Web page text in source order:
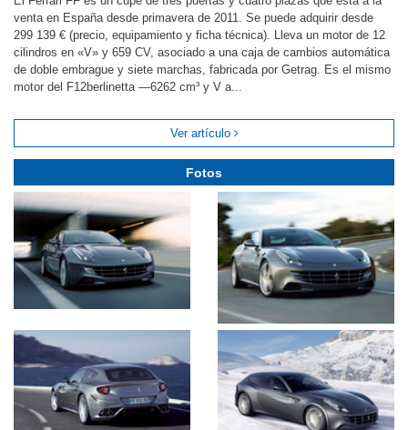
venta en España desde primavera de 2011. Se puede adquirir desde
299 139 € (precio, equipamiento y ficha técnica). Lleva un motor de 12
cilindros en «V» y 659 CV, asociado a una caja de cambios automática
de doble embrague y siete marchas, fabricada por Getrag. Es el mismo
motor del F12berlinetta —6262 cm³ y V a...
Ver artículo
Fotos